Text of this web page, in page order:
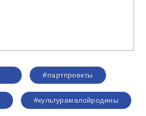
#партпроекты
#культурамалойродины